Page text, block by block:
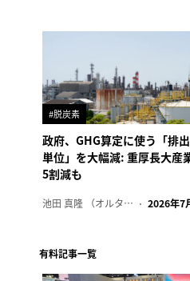
#脱炭素
政府、GHG算定に使う「排
単位」を大幅減: 重厚長大産
5割減も
池田 真隆 （オルタナ輪番編集長） 2026年7
有料記事一覧